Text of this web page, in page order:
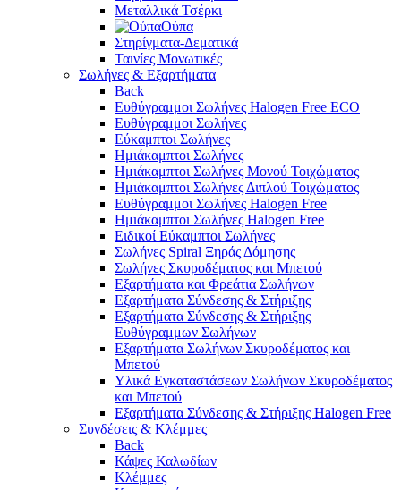
Μεταλλικά Τσέρκι
Ούπα
Στηρίγματα-Δεματικά
Ταινίες Μονωτικές
Σωλήνες & Εξαρτήματα
Back
Ευθύγραμμοι Σωλήνες Halogen Free ECO
Ευθύγραμμοι Σωλήνες
Εύκαμπτοι Σωλήνες
Ημιάκαμπτοι Σωλήνες
Ημιάκαμπτοι Σωλήνες Μονού Τοιχώματος
Ημιάκαμπτοι Σωλήνες Διπλού Τοιχώματος
Ευθύγραμμοι Σωλήνες Halogen Free
Ημιάκαμπτοι Σωλήνες Halogen Free
Ειδικοί Εύκαμπτοι Σωλήνες
Σωλήνες Spiral Ξηράς Δόμησης
Σωλήνες Σκυροδέματος και Μπετού
Εξαρτήματα και Φρεάτια Σωλήνων
Εξαρτήματα Σύνδεσης & Στήριξης
Εξαρτήματα Σύνδεσης & Στήριξης
Ευθύγραμμων Σωλήνων
Εξαρτήματα Σωλήνων Σκυροδέματος και
Μπετού
Υλικά Εγκαταστάσεων Σωλήνων Σκυροδέματος
και Μπετού
Εξαρτήματα Σύνδεσης & Στήριξης Halogen Free
Συνδέσεις & Κλέμμες
Back
Κάψες Καλωδίων
Κλέμμες